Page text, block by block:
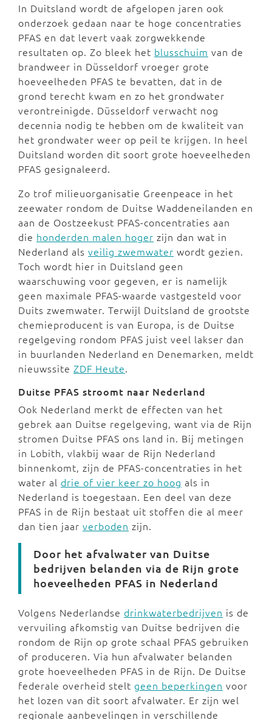
In Duitsland wordt de afgelopen jaren ook
onderzoek gedaan naar te hoge concentraties
PFAS en dat levert vaak zorgwekkende
resultaten op. Zo bleek het blusschuim van de
brandweer in Düsseldorf vroeger grote
hoeveelheden PFAS te bevatten, dat in de
grond terecht kwam en zo het grondwater
verontreinigde. Düsseldorf verwacht nog
decennia nodig te hebben om de kwaliteit van
het grondwater weer op peil te krijgen. In heel
Duitsland worden dit soort grote hoeveelheden
PFAS gesignaleerd.
Zo trof milieuorganisatie Greenpeace in het
zeewater rondom de Duitse Waddeneilanden en
aan de Oostzeekust PFAS-concentraties aan
die honderden malen hoger zijn dan wat in
Nederland als veilig zwemwater wordt gezien.
Toch wordt hier in Duitsland geen
waarschuwing voor gegeven, er is namelijk
geen maximale PFAS-waarde vastgesteld voor
Duits zwemwater. Terwijl Duitsland de grootste
chemieproducent is van Europa, is de Duitse
regelgeving rondom PFAS juist veel lakser dan
in buurlanden Nederland en Denemarken, meldt
nieuwssite ZDF Heute.
Duitse PFAS stroomt naar Nederland
Ook Nederland merkt de effecten van het
gebrek aan Duitse regelgeving, want via de Rijn
stromen Duitse PFAS ons land in. Bij metingen
in Lobith, vlakbij waar de Rijn Nederland
binnenkomt, zijn de PFAS-concentraties in het
water al drie of vier keer zo hoog als in
Nederland is toegestaan. Een deel van deze
PFAS in de Rijn bestaat uit stoffen die al meer
dan tien jaar verboden zijn.
Door het afvalwater van Duitse
bedrijven belanden via de Rijn grote
hoeveelheden PFAS in Nederland
Volgens Nederlandse drinkwaterbedrijven is de
vervuiling afkomstig van Duitse bedrijven die
rondom de Rijn op grote schaal PFAS gebruiken
of produceren. Via hun afvalwater belanden
grote hoeveelheden PFAS in de Rijn. De Duitse
federale overheid stelt geen beperkingen voor
het lozen van dit soort afvalwater. Er zijn wel
regionale aanbevelingen in verschillende